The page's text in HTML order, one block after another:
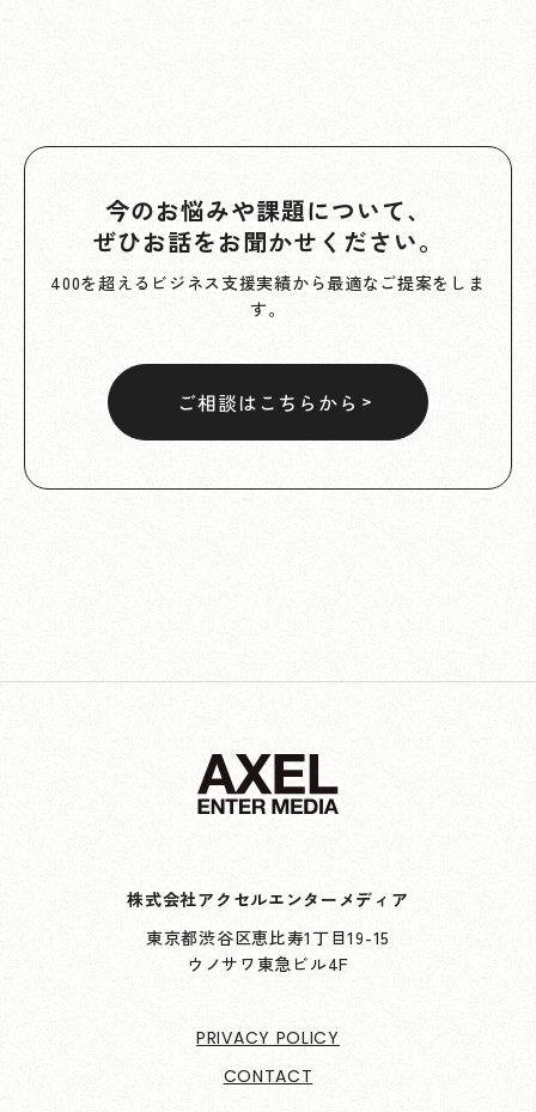
今のお悩みや課題について、
ぜひお話をお聞かせください。
400を超えるビジネス支援実績から最適なご提案をしま
す。
ご相談はこちらから
株式会社アクセルエンターメディア
東京都渋谷区恵比寿1丁目19-15
ウノサワ東急ビル4F
PRIVACY POLICY
CONTACT